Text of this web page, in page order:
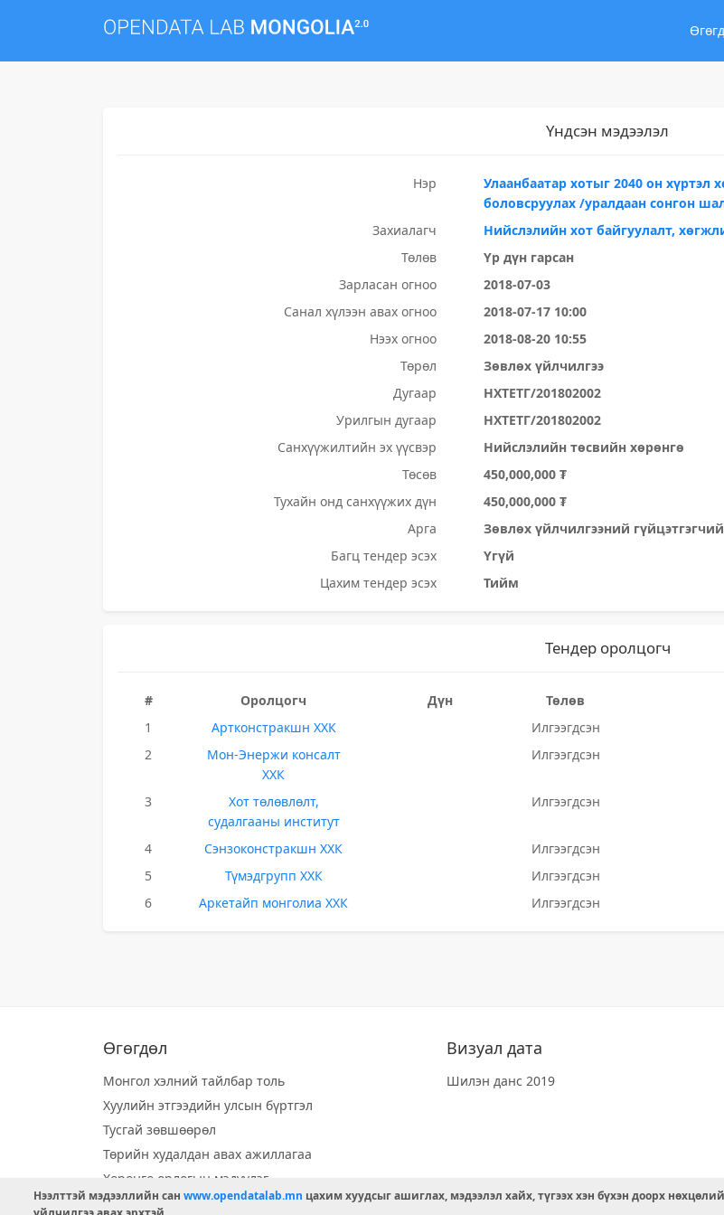
Үндсэн мэдээлэл
Нэр
Улаанбаатар хотыг 2040 он
боловсруулах /уралдаан сонгон
Захиалагч
Нийслэлийн хот байгуулалт,
Төлөв
Үр дүн гарсан
Зарласан огноо
2018-07-03
Санал хүлээн авах огноо
2018-07-17 10:00
Нээх огноо
2018-08-20 10:55
Төрөл
Зөвлөх үйлчилгээ
Дугаар
НХТЕТГ/201802002
Урилгын дугаар
НХТЕТГ/201802002
Санхүүжилтийн эх үүсвэр
Нийслэлийн төсвийн хөрөнгө
Төсөв
450,000,000 ₮
Тухайн онд санхүүжих дүн
450,000,000 ₮
Арга
Зөвлөх үйлчилгээний
Багц тендер эсэх
Үгүй
Цахим тендер эсэх
Тийм
Тендер оролцогч
# Оролцогч Дүн Төлөв
1
Артконстракшн ХХК
Илгээгдсэн
2
Мон-Энержи консалт
ХХК
Илгээгдсэн
3
Хот төлөвлөлт,
судалгааны институт
Илгээгдсэн
4 Сэнзоконстракшн ХХК
Илгээгдсэн
5
Түмэдгрупп ХХК
Илгээгдсэн
6
Аркетайп монголиа ХХК Илгээгдсэн
Өгөгдөл
Монгол хэлний тайлбар толь
Хуулийн этгээдийн улсын бүртгэл
Тусгай зөвшөөрөл
Төрийн худалдан авах ажиллагаа
Хөрөнгө орлогын мэдүүлэг
Орон нутгийн хөгжлийн сан
Визуал дата
Шилэн данс 2019
Нээлттэй мэдээллийн сан www.opendatalab.mn цахим хуудсыг ашиглах, мэдээлэл хайх, түгээх хэн бүхэн доорх